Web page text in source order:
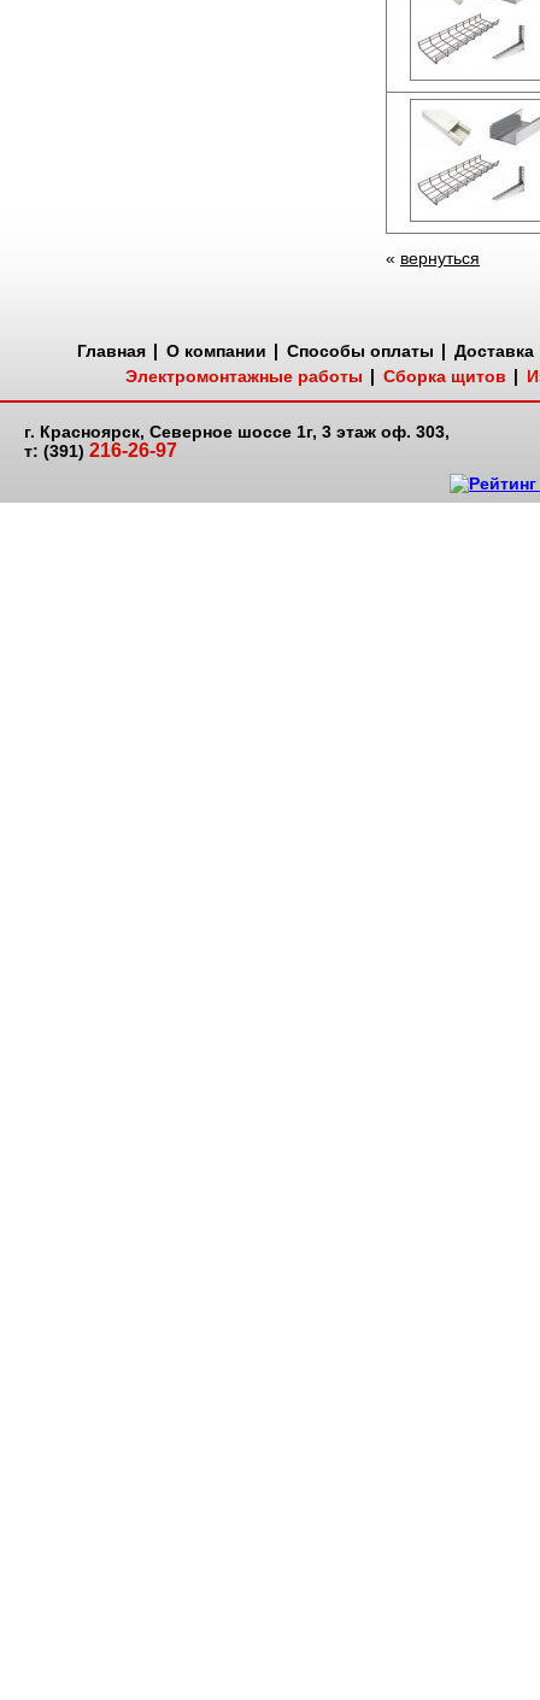
« вернуться
Главная О компании Способы оплаты
Доставка
Электромонтажные работы
Сборка щитов
г. Красноярск, Северное шоссе 1г, 3 этаж оф. 303,
т: (391) 216-26-97